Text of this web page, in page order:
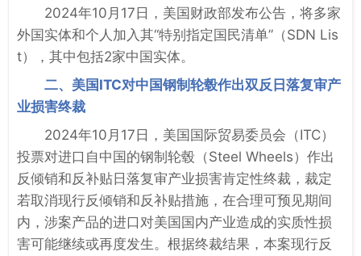
2024年10月17日，美国财政部发布公告，将多家
外国实体和个人加入其“特别指定国民清单”（SDN Lis
t），其中包括2家中国实体。
二、美国ITC对中国钢制轮毂作出双反日落复审产
业损害终裁
2024年10月17日，美国国际贸易委员会（ITC）
投票对进口自中国的钢制轮毂（Steel Wheels）作出
反倾销和反补贴日落复审产业损害肯定性终裁，裁定
若取消现行反倾销和反补贴措施，在合理可预见期间
内，涉案产品的进口对美国国内产业造成的实质性损
害可能继续或再度发生。根据终裁结果，本案现行反